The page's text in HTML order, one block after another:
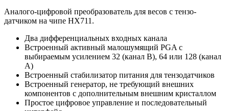
Аналого-цифровой преобразователь для весов с тензо-
датчиком на чипе HX711.
Два дифференциальных входных канала
Встроенный активный малошумящий PGA с
выбираемым усилением 32 (канал В), 64 или 128 (канал
А)
Встроенный стабилизатор питания для тензодатчиков
Встроенный генератор, не требующий внешних
компонентов с дополнительным внешним кристаллом
Простое цифровое управление и последовательный